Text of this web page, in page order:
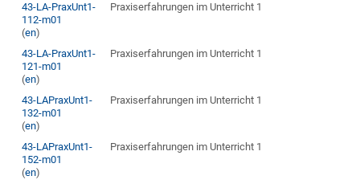
43-LA-PraxUnt1-
112-m01
(en)
Praxiserfahrungen im Unterricht 1
43-LA-PraxUnt1-
121-m01
(en)
Praxiserfahrungen im Unterricht 1
43-LAPraxUnt1-
132-m01
(en)
Praxiserfahrungen im Unterricht 1
43-LAPraxUnt1-
152-m01
(en)
Praxiserfahrungen im Unterricht 1